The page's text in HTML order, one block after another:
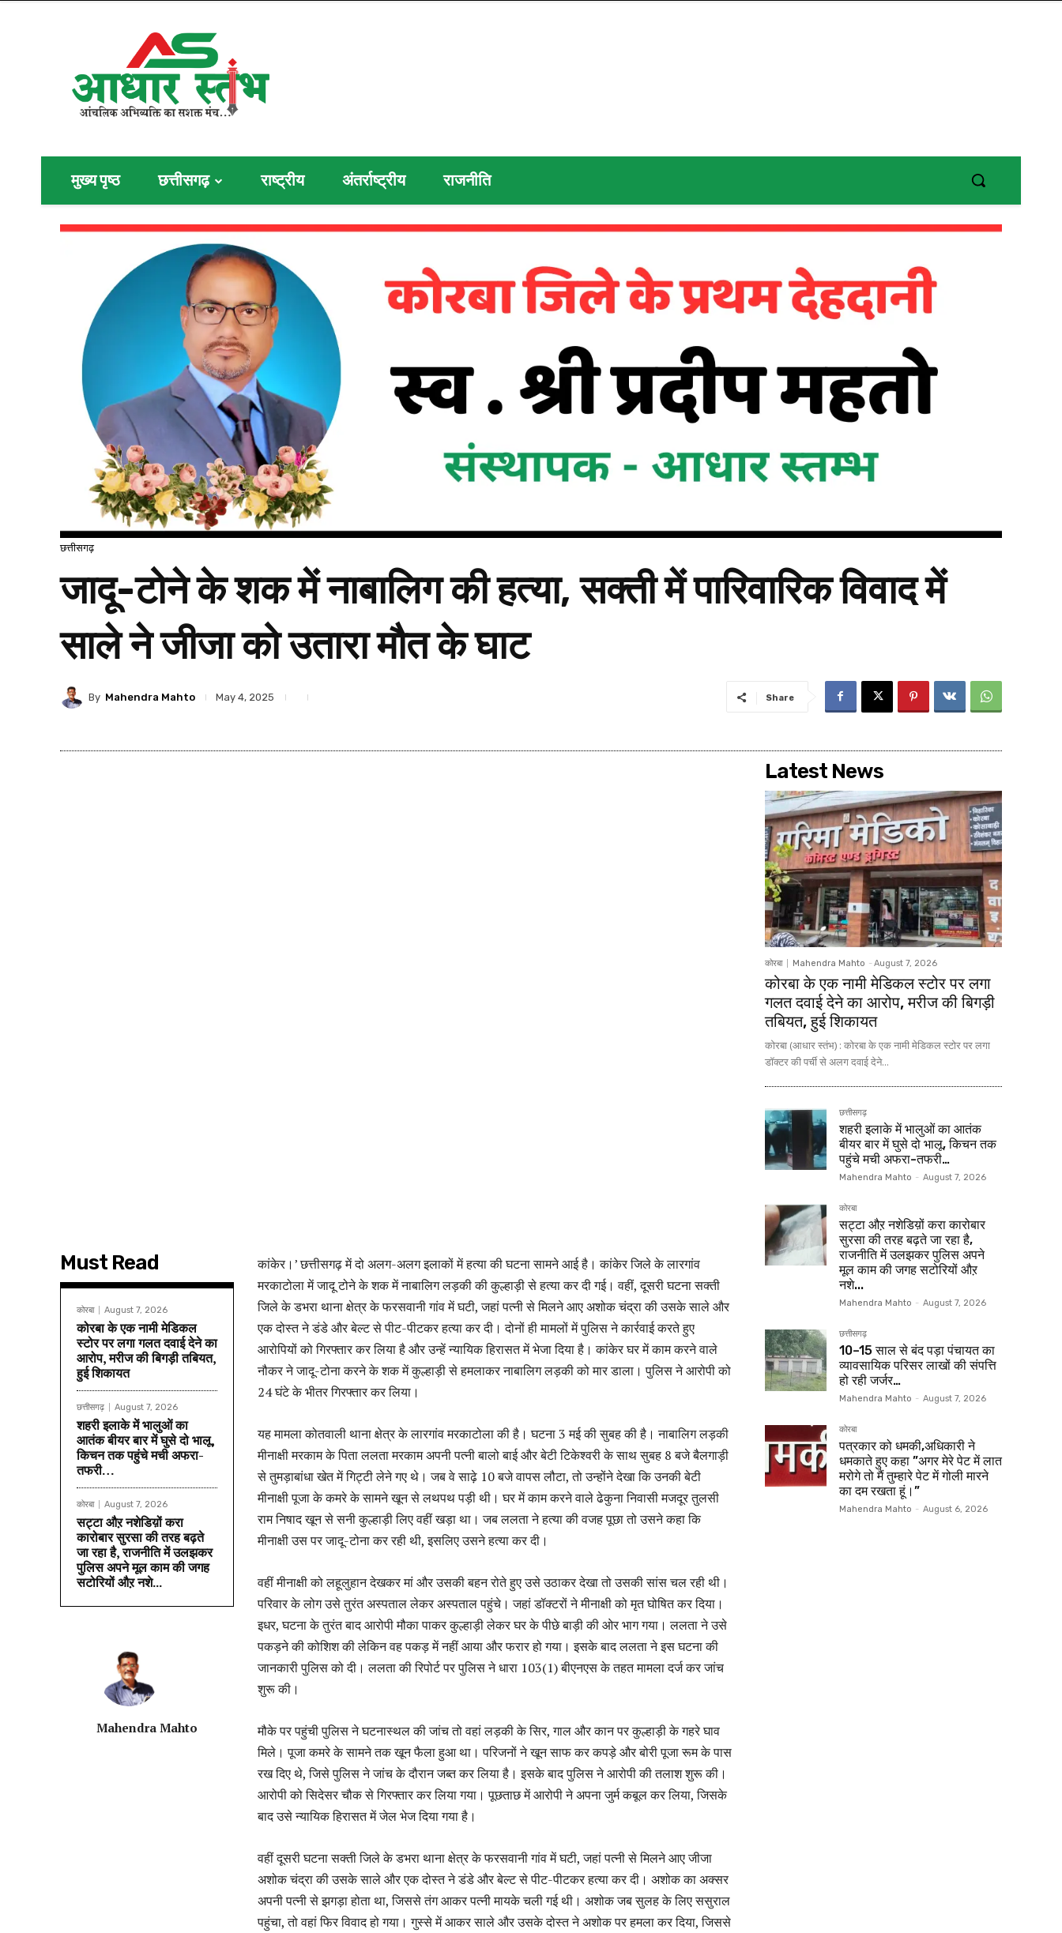
मुख्य पृष्ठ छत्तीसगढ़ राष्ट्रीय अंतर्राष्ट्रीय राजनीति
छत्तीसगढ़
जादू-टोने के शक में नाबालिग की हत्या, सक्ती में पारिवारिक विवाद में
साले ने जीजा को उतारा मौत के घाट
By Mahendra Mahto May 4, 2025 Share
Must Read
कोरबा August 7, 2026
कोरबा के एक नामी मेडिकल
स्टोर पर लगा गलत दवाई देने का
आरोप, मरीज की बिगड़ी तबियत,
हुई शिकायत
छत्तीसगढ़ August 7, 2026
शहरी इलाके में भालुओं का
आतंक बीयर बार में घुसे दो भालू,
किचन तक पहुंचे मची अफरा-
तफरी…
कोरबा August 7, 2026
सट्टा औऱ नशेडिय़ों करा
कारोबार सुरसा की तरह बढ़ते
जा रहा है, राजनीति में उलझकर
पुलिस अपने मूल काम की जगह
सटोरियों औऱ नशे...
Mahendra Mahto
कांकेर।’ छत्तीसगढ़ में दो अलग-अलग इलाकों में हत्या की घटना सामने आई है। कांकेर जिले के लारगांव
मरकाटोला में जादू टोने के शक में नाबालिग लड़की की कुल्हाड़ी से हत्या कर दी गई। वहीं, दूसरी घटना सक्ती
जिले के डभरा थाना क्षेत्र के फरसवानी गांव में घटी, जहां पत्नी से मिलने आए अशोक चंद्रा की उसके साले और
एक दोस्त ने डंडे और बेल्ट से पीट-पीटकर हत्या कर दी। दोनों ही मामलों में पुलिस ने कार्रवाई करते हुए
आरोपियों को गिरफ्तार कर लिया है और उन्हें न्यायिक हिरासत में भेजा दिया है। कांकेर घर में काम करने वाले
नौकर ने जादू-टोना करने के शक में कुल्हाड़ी से हमलाकर नाबालिग लड़की को मार डाला। पुलिस ने आरोपी को
24 घंटे के भीतर गिरफ्तार कर लिया।
यह मामला कोतवाली थाना क्षेत्र के लारगांव मरकाटोला की है। घटना 3 मई की सुबह की है। नाबालिग लड़की
मीनाक्षी मरकाम के पिता ललता मरकाम अपनी पत्नी बालो बाई और बेटी टिकेश्वरी के साथ सुबह 8 बजे बैलगाड़ी
से तुमड़ाबांधा खेत में गिट्टी लेने गए थे। जब वे साढ़े 10 बजे वापस लौटा, तो उन्होंने देखा कि उनकी बेटी
मीनाक्षी पूजा के कमरे के सामने खून से लथपथ पड़ी थी। घर में काम करने वाले ढेकुना निवासी मजदूर तुलसी
राम निषाद खून से सनी कुल्हाड़ी लिए वहीं खड़ा था। जब ललता ने हत्या की वजह पूछा तो उसने कहा कि
मीनाक्षी उस पर जादू-टोना कर रही थी, इसलिए उसने हत्या कर दी।
वहीं मीनाक्षी को लहूलुहान देखकर मां और उसकी बहन रोते हुए उसे उठाकर देखा तो उसकी सांस चल रही थी।
परिवार के लोग उसे तुरंत अस्पताल लेकर अस्पताल पहुंचे। जहां डॉक्टरों ने मीनाक्षी को मृत घोषित कर दिया।
इधर, घटना के तुरंत बाद आरोपी मौका पाकर कुल्हाड़ी लेकर घर के पीछे बाड़ी की ओर भाग गया। ललता ने उसे
पकड़ने की कोशिश की लेकिन वह पकड़ में नहीं आया और फरार हो गया। इसके बाद ललता ने इस घटना की
जानकारी पुलिस को दी। ललता की रिपोर्ट पर पुलिस ने धारा 103(1) बीएनएस के तहत मामला दर्ज कर जांच
शुरू की।
मौके पर पहुंची पुलिस ने घटनास्थल की जांच तो वहां लड़की के सिर, गाल और कान पर कुल्हाड़ी के गहरे घाव
मिले। पूजा कमरे के सामने तक खून फैला हुआ था। परिजनों ने खून साफ कर कपड़े और बोरी पूजा रूम के पास
रख दिए थे, जिसे पुलिस ने जांच के दौरान जब्त कर लिया है। इसके बाद पुलिस ने आरोपी की तलाश शुरू की।
आरोपी को सिदेसर चौक से गिरफ्तार कर लिया गया। पूछताछ में आरोपी ने अपना जुर्म कबूल कर लिया, जिसके
बाद उसे न्यायिक हिरासत में जेल भेज दिया गया है।
वहीं दूसरी घटना सक्ती जिले के डभरा थाना क्षेत्र के फरसवानी गांव में घटी, जहां पत्नी से मिलने आए जीजा
अशोक चंद्रा की उसके साले और एक दोस्त ने डंडे और बेल्ट से पीट-पीटकर हत्या कर दी। अशोक का अक्सर
अपनी पत्नी से झगड़ा होता था, जिससे तंग आकर पत्नी मायके चली गई थी। अशोक जब सुलह के लिए ससुराल
पहुंचा, तो वहां फिर विवाद हो गया। गुस्से में आकर साले और उसके दोस्त ने अशोक पर हमला कर दिया, जिससे
Latest News
कोरबा Mahendra Mahto - August 7, 2026
कोरबा के एक नामी मेडिकल स्टोर पर लगा
गलत दवाई देने का आरोप, मरीज की बिगड़ी
तबियत, हुई शिकायत
कोरबा (आधार स्तंभ) : कोरबा के एक नामी मेडिकल स्टोर पर लगा
डॉक्टर की पर्ची से अलग दवाई देने...
छत्तीसगढ़
शहरी इलाके में भालुओं का आतंक
बीयर बार में घुसे दो भालू, किचन तक
पहुंचे मची अफरा-तफरी…
Mahendra Mahto - August 7, 2026
कोरबा
सट्टा औऱ नशेडिय़ों करा कारोबार
सुरसा की तरह बढ़ते जा रहा है,
राजनीति में उलझकर पुलिस अपने
मूल काम की जगह सटोरियों औऱ
नशे...
Mahendra Mahto - August 7, 2026
छत्तीसगढ़
10–15 साल से बंद पड़ा पंचायत का
व्यावसायिक परिसर लाखों की संपत्ति
हो रही जर्जर…
Mahendra Mahto - August 7, 2026
कोरबा
पत्रकार को धमकी,अधिकारी ने
धमकाते हुए कहा ”अगर मेरे पेट में लात
मरोगे तो मैं तुम्हारे पेट में गोली मारने
का दम रखता हूं।”
Mahendra Mahto - August 6, 2026